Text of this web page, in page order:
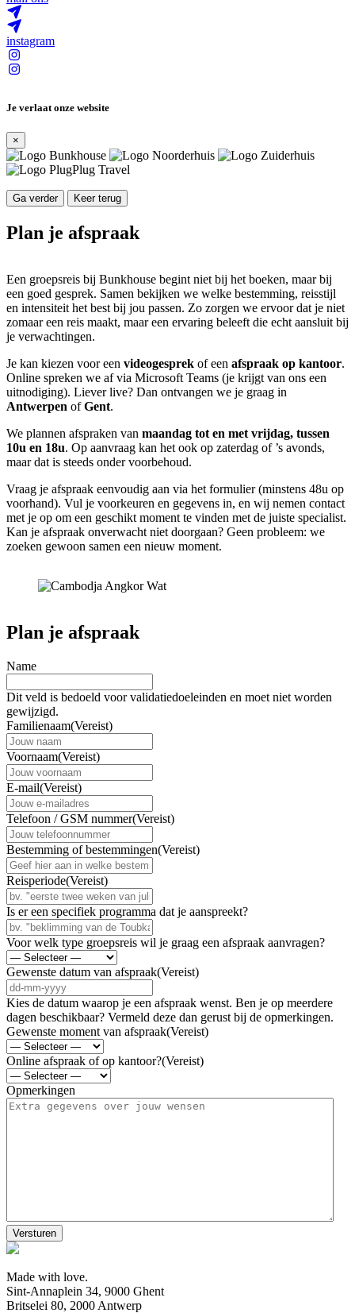
instagram
Je verlaat onze website
×
Ga verder Keer terug
Plan je afspraak
Een groepsreis bij Bunkhouse begint niet bij het boeken, maar bij
een goed gesprek. Samen bekijken we welke bestemming, reisstijl
en intensiteit het best bij jou passen. Zo zorgen we ervoor dat je niet
zomaar een reis maakt, maar een ervaring beleeft die echt aansluit bij
je verwachtingen.
Je kan kiezen voor een videogesprek of een afspraak op kantoor.
Online spreken we af via Microsoft Teams (je krijgt van ons een
uitnodiging). Liever live? Dan ontvangen we je graag in
Antwerpen ofGent.
We plannen afspraken van maandag tot en met vrijdag, tussen
10u en 18u. Op aanvraag kan het ook op zaterdag of ’s avonds,
maar dat is steeds onder voorbehoud.
Vraag je afspraak eenvoudig aan via het formulier (minstens 48u op
voorhand). Vul je voorkeuren en gegevens in, en wij nemen contact
met je op om een geschikt moment te vinden met de juiste specialist.
Kan je afspraak onverwacht niet doorgaan? Geen probleem: we
zoeken gewoon samen een nieuw moment.
Plan je afspraak
Name
Dit veld is bedoeld voor validatiedoeleinden en moet niet worden
gewijzigd.
Familienaam(Vereist)
Voornaam(Vereist)
E-mail(Vereist)
Telefoon / GSM nummer(Vereist)
Bestemming of bestemmingen(Vereist)
Reisperiode(Vereist)
Is er een specifiek programma dat je aanspreekt?
Voor welk type groepsreis wil je graag een afspraak aanvragen?
Gewenste datum van afspraak(Vereist)
D
d
a
h
d
a
Kies de datum waarop je een afspraak wenst. Ben je op meerdere
dagen beschikbaar? Vermeld deze dan gerust bij de opmerkingen.
Gewenste moment van afspraak(Vereist)
Online afspraak of op kantoor?(Vereist)
Opmerkingen
Made with love.
Sint-Annaplein 34, 9000 Ghent
Britselei 80, 2000 Antwerp